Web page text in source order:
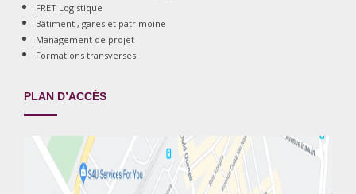
FRET Logistique
Bâtiment , gares et patrimoine
Management de projet
Formations transverses
PLAN D’ACCÈS